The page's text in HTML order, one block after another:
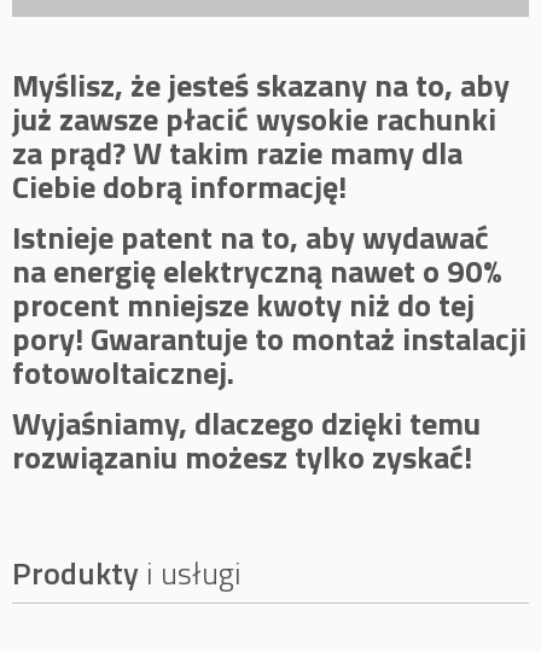
Myślisz, że jesteś skazany na to, aby
już zawsze płacić wysokie rachunki
za prąd? W takim razie mamy dla
Ciebie dobrą informację!
Istnieje patent na to, aby wydawać
na energię elektryczną nawet o 90%
procent mniejsze kwoty niż do tej
pory! Gwarantuje to montaż instalacji
fotowoltaicznej.
Wyjaśniamy, dlaczego dzięki temu
rozwiązaniu możesz tylko zyskać!
Produkty i usługi